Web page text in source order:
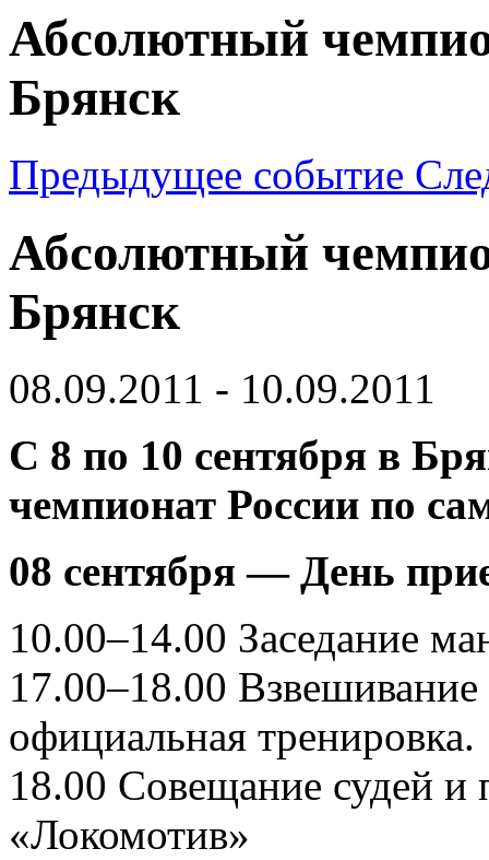
Абсолютный
Брянск
Предыдущее событие
Абсолютный
Брянск
08.09.2011 - 10.09.2011
C 8 по 10 сентября в
чемпионат России по
08 сентября — День
10.00–14.00 Заседание
17.00–18.00 Взвешивание
официальная тренировка.
18.00 Совещание судей и
«Локомотив»